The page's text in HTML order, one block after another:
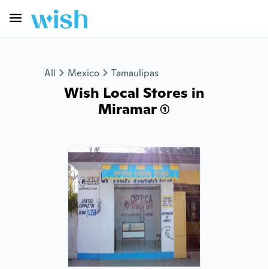
All Mexico Tamaulipas
Wish Local Stores in
Miramar (1)